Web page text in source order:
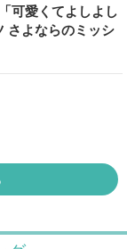
可愛くてよしよし
さよならのミッシ